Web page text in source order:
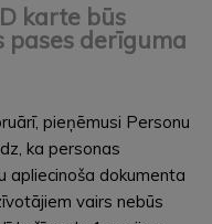
karte būs
pases derīguma
pieņēmusi Personu
ka personas
apliecinoša dokumenta
vairs nebūs